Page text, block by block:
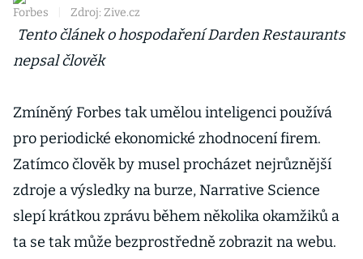
Forbes Zdroj: Zive.cz
Tento článek o hospodaření Darden Restaurants
nepsal člověk
Zmíněný Forbes tak umělou inteligenci používá
pro periodické ekonomické zhodnocení firem.
Zatímco člověk by musel procházet nejrůznější
zdroje a výsledky na burze, Narrative Science
slepí krátkou zprávu během několika okamžiků a
ta se tak může bezprostředně zobrazit na webu.